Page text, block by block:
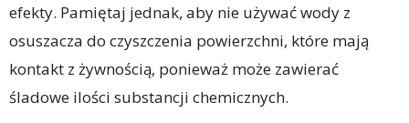
efekty. Pamiętaj jednak, aby nie używać wody z
osuszacza do czyszczenia powierzchni, które mają
kontakt z żywnością, ponieważ może zawierać
śladowe ilości substancji chemicznych.